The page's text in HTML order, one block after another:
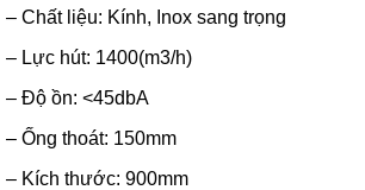
– Chất liệu: Kính, Inox sang trọng
– Lực hút: 1400(m3/h)
– Độ ồn: <45dbA
– Ống thoát: 150mm
– Kích thước: 900mm